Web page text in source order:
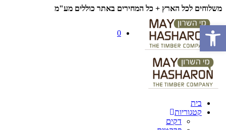
משלוחים לכל הארץ + כל המחירים באתר כוללים מע"מ
0
בית
קטגוריות
דקים
פתח סרגל נגישות